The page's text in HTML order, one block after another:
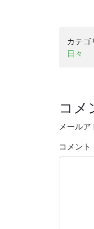
カテゴ
日々
コメ
メール
コメント